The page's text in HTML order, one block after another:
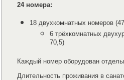
24 номера:
18 двухкомнатных номеров
6 трёхкомнатных
70,5)
Каждый номер оборудован
Длительность проживания в